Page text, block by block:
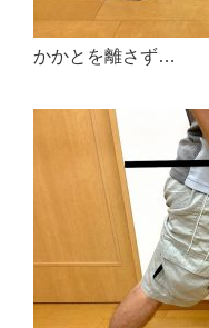
かかとを離さず…